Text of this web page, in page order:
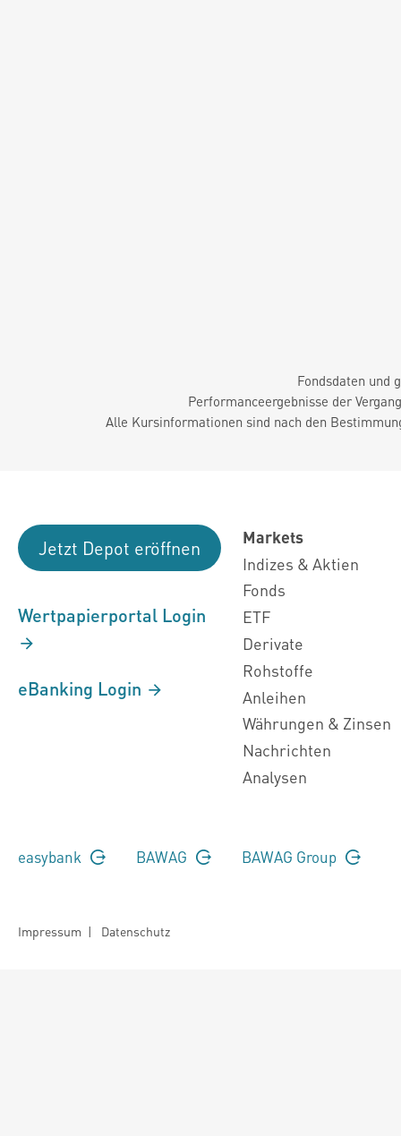
Fondsdaten und
Performanceergebnisse der
Alle Kursinformationen sind nach den
Jetzt Depot eröffnen
Wertpapierportal Login
eBanking Login
Markets
Indizes & Aktien
Fonds
ETF
Derivate
Rohstoffe
Anleihen
Währungen & Zinsen
Nachrichten
Analysen
easybank BAWAG BAWAG Group
Impressum | Datenschutz